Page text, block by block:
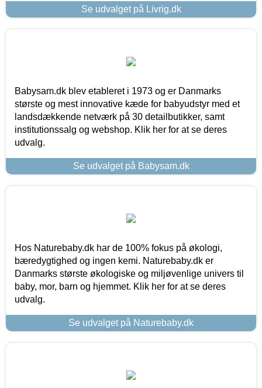
Se udvalget på Livrig.dk
Babysam.dk blev etableret i 1973 og er Danmarks
største og mest innovative kæde for babyudstyr med et
landsdækkende netværk på 30 detailbutikker, samt
institutionssalg og webshop. Klik her for at se deres
udvalg.
Se udvalget på Babysam.dk
Hos Naturebaby.dk har de 100% fokus på økologi,
bæredygtighed og ingen kemi. Naturebaby.dk er
Danmarks største økologiske og miljøvenlige univers til
baby, mor, barn og hjemmet. Klik her for at se deres
udvalg.
Se udvalget på Naturebaby.dk